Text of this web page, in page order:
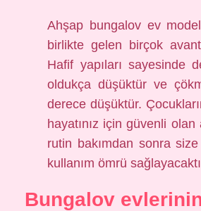
Ahşap bungalov ev
birlikte gelen birçok
Hafif yapıları sayesinde
oldukça düşüktür ve
derece düşüktür.
hayatınız için güvenli
rutin bakımdan sonra
kullanım ömrü
Bungalov